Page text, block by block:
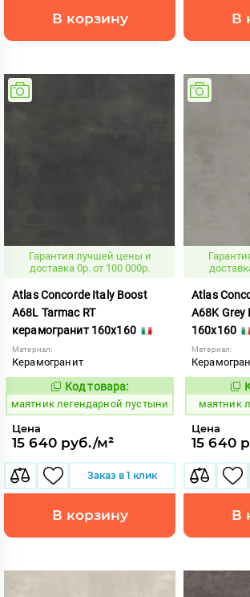
В корзину В
Гарантия лучшей цены и
доставка 0р. от 100 000р.
Atlas Concorde Italy Boost
A68L Tarmac RT
керамогранит 160x160
Материал:
Керамогранит
927325
Код товара:
маятник легендарной пустыни
Цена
15 640 руб./м²
Заказ в 1 клик
В корзину
Atlas
A68K Grey
160x160
Материал:
маятник
Цена
15 640
В